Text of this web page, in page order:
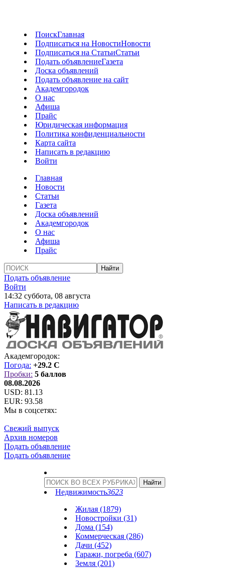
ПоискГлавная
Подписаться на НовостиНовости
Подписаться на СтатьиСтатьи
Подать объявлениеГазета
Доска объявлений
Подать объявление на сайт
Академгородок
О нас
Афиша
Прайс
Юридическая информация
Политика конфиденциальности
Карта сайта
Написать в редакцию
Войти
Главная
Новости
Статьи
Газета
Доска объявлений
Академгородок
О нас
Афиша
Прайс
Подать объявление
Войти
14:32 суббота, 08 августа
Написать в редакцию
Академгородок:
Погода: +29.2 C
Пробки: 5 баллов
08.08.2026
USD: 81.13
EUR: 93.58
Мы в соцсетях:
Свежий выпуск
Архив номеров
Подать объявление
Подать объявление
Недвижимость3623
Жилая (1879)
Новостройки (31)
Дома (154)
Коммерческая (286)
Дачи (452)
Гаражи, погреба (607)
Земля (201)